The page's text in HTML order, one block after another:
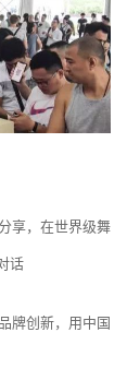
享，在世界级舞
话
牌创新，用中国